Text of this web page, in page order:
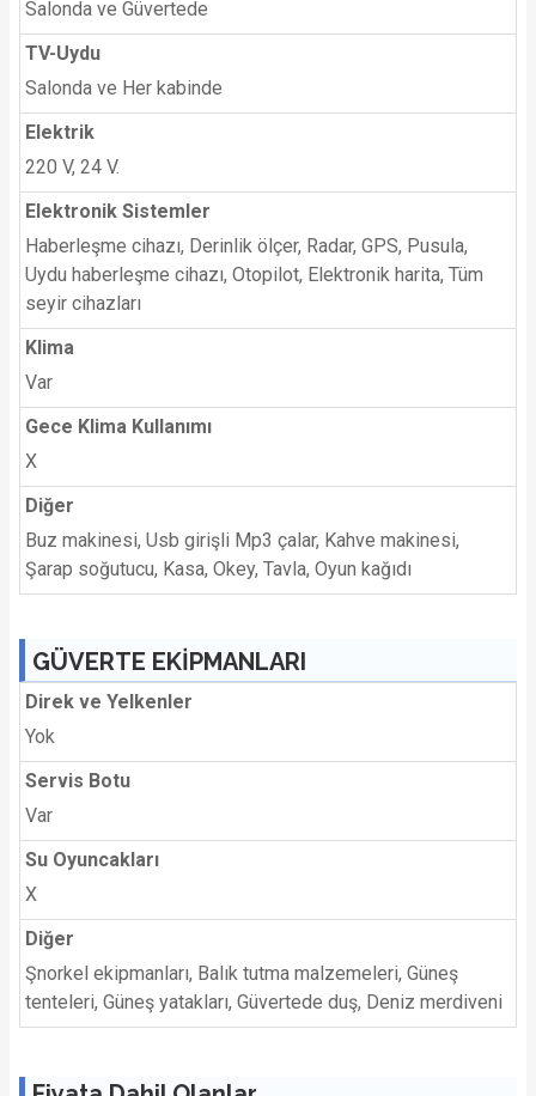
Salonda ve Güvertede
TV-Uydu
Salonda ve Her kabinde
Elektrik
220 V, 24 V.
Elektronik Sistemler
Haberleşme cihazı, Derinlik ölçer, Radar, GPS, Pusula,
Uydu haberleşme cihazı, Otopilot, Elektronik harita, Tüm
seyir cihazları
Klima
Var
Gece Klima Kullanımı
X
Diğer
Buz makinesi, Usb girişli Mp3 çalar, Kahve makinesi,
Şarap soğutucu, Kasa, Okey, Tavla, Oyun kağıdı
GÜVERTE EKİPMANLARI
Direk ve Yelkenler
Yok
Servis Botu
Var
Su Oyuncakları
X
Diğer
Şnorkel ekipmanları, Balık tutma malzemeleri, Güneş
tenteleri, Güneş yatakları, Güvertede duş, Deniz merdiveni